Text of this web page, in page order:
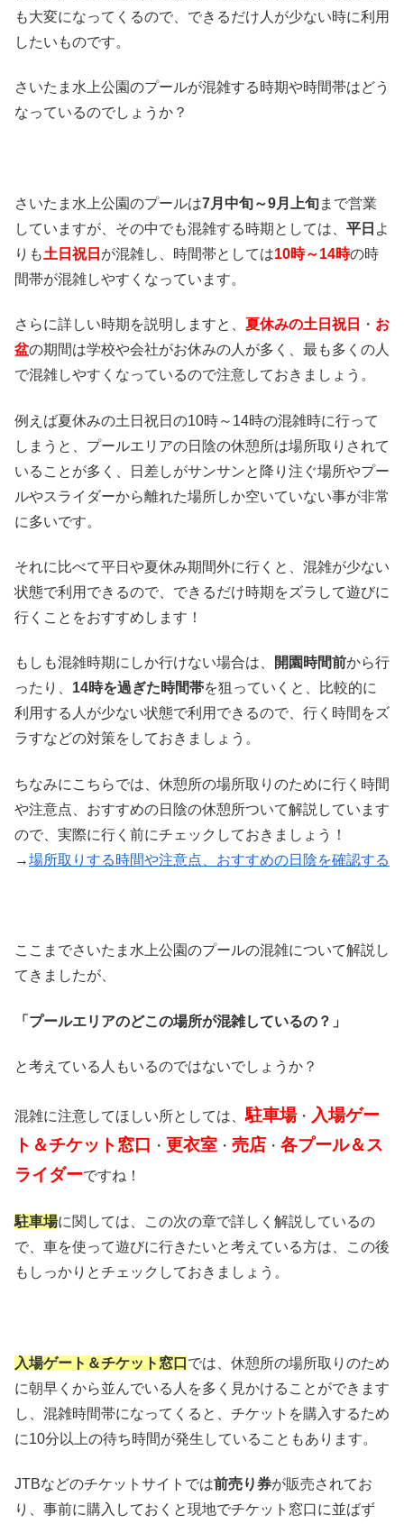
も大変になってくるので、できるだけ人が少ない時に利用
したいものです。
さいたま水上公園のプールが混雑する時期や時間帯はどう
なっているのでしょうか？
さいたま水上公園のプールは7月中旬～9月上旬まで営業
していますが、その中でも混雑する時期としては、 平日 よ
りも土日祝日 が混雑し、時間帯としては10時～14時の時
間帯が混雑しやすくなっています。
さらに詳しい時期を説明しますと、 夏休みの土日祝日 ・ お
盆の期間は学校や会社がお休みの人が多く、最も多くの人
で混雑しやすくなっているので注意しておきましょう。
例えば夏休みの土日祝日の10時～14時の混雑時に行って
しまうと、プールエリアの日陰の休憩所は場所取りされて
いることが多く、日差しがサンサンと降り注ぐ場所やプー
ルやスライダーから離れた場所しか空いていない事が非常
に多いです。
それに比べて平日や夏休み期間外に行くと、混雑が少ない
状態で利用できるので、できるだけ時期をズラして遊びに
行くことをおすすめします！
もしも混雑時期にしか行けない場合は、 開園時間前から行
ったり、 14時を過ぎた時間帯を狙っていくと、比較的に
利用する人が少ない状態で利用できるので、行く時間をズ
ラすなどの対策をしておきましょう。
ちなみにこちらでは、休憩所の場所取りのために行く時間
や注意点、おすすめの日陰の休憩所ついて解説しています
ので、実際に行く前にチェックしておきましょう！
→場所取りする時間や注意点、おすすめの日陰を確認する
ここまでさいたま水上公園のプールの混雑について解説し
てきましたが、
「プールエリアのどこの場所が混雑しているの？」
と考えている人もいるのではないでしょうか？
混雑に注意してほしい所としては、駐車場・ 入場ゲー
ト＆チケット窓口 ・ 更衣室 ・ 売店 ・ 各プール＆ス
ライダーですね！
駐車場に関しては、この次の章で詳しく解説しているの
で、車を使って遊びに行きたいと考えている方は、この後
もしっかりとチェックしておきましょう。
入場ゲート＆チケット窓口 では、休憩所の場所取りのため
に朝早くから並んでいる人を多く見かけることができます
し、混雑時間帯になってくると、チケットを購入するため
に10分以上の待ち時間が発生していることもあります。
JTBなどのチケットサイトでは前売り券が販売されてお
り、事前に購入しておくと現地でチケット窓口に並ばず